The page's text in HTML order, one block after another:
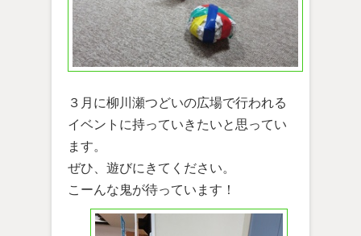
３月に柳川瀬つどいの広場で行われる
イベントに持っていきたいと思ってい
ます。
ぜひ、遊びにきてください。
こーんな鬼が待っています！